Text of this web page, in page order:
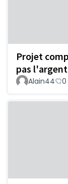
Projet
pas
Alain44 0